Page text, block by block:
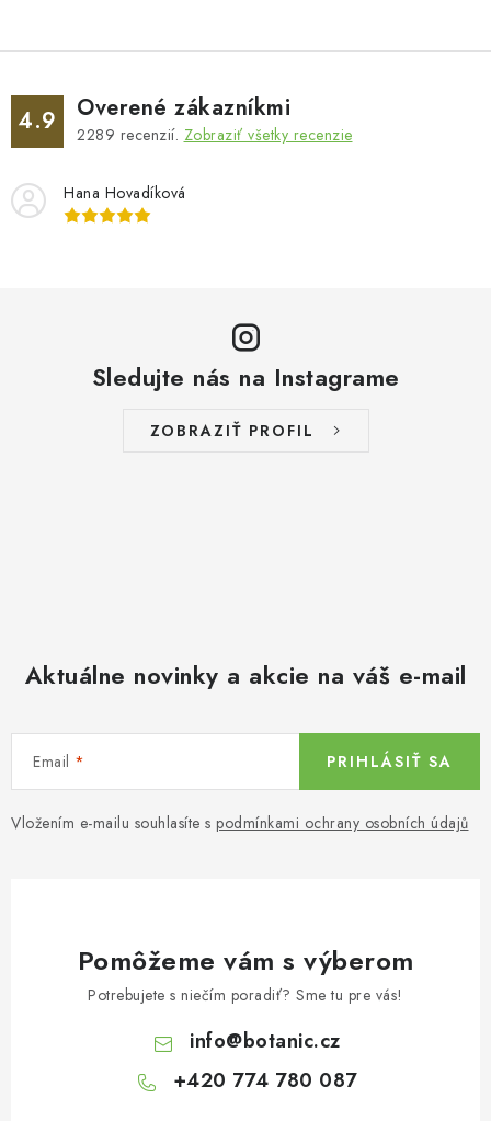
k
v
ý
i
s
4.9 Overené zákazníkmi
2289 recenzií. Zobraziť všetky recenzie
Hana Hovadíková
Sledujte nás na Instagrame
ZOBRAZIŤ PROFIL
Aktuálne novinky a akcie na váš e-mail
Email
Vložením e-mailu souhlasíte s podmínkami ochrany osobních údajů
PRIHLÁSIŤ SA
Pomôžeme vám s výberom
Potrebujete s niečím poradiť? Sme tu pre vás!
info@botanic.cz
+420 774 780 087